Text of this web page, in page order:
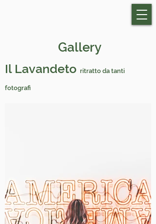
Gallery
Il Lavandeto ritratto da tanti
fotografi